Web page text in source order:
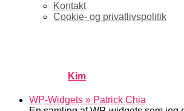
Kontakt
Cookie- og privatlivspolitik
Kim
WP-Widgets » Patrick Chia